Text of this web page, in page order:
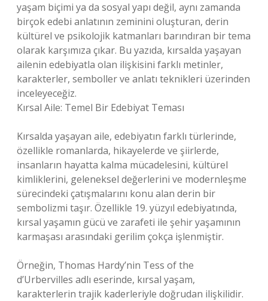
yaşam biçimi ya da sosyal yapı değil, aynı zamanda
birçok edebi anlatının zeminini oluşturan, derin
kültürel ve psikolojik katmanları barındıran bir tema
olarak karşımıza çıkar. Bu yazıda, kırsalda yaşayan
ailenin edebiyatla olan ilişkisini farklı metinler,
karakterler, semboller ve anlatı teknikleri üzerinden
inceleyeceğiz.
Kırsal Aile: Temel Bir Edebiyat Teması
Kırsalda yaşayan aile, edebiyatın farklı türlerinde,
özellikle romanlarda, hikayelerde ve şiirlerde,
insanların hayatta kalma mücadelesini, kültürel
kimliklerini, geleneksel değerlerini ve modernleşme
sürecindeki çatışmalarını konu alan derin bir
sembolizmi taşır. Özellikle 19. yüzyıl edebiyatında,
kırsal yaşamın gücü ve zarafeti ile şehir yaşamının
karmaşası arasındaki gerilim çokça işlenmiştir.
Örneğin, Thomas Hardy’nin Tess of the
d’Urbervilles adlı eserinde, kırsal yaşam,
karakterlerin trajik kaderleriyle doğrudan ilişkilidir.